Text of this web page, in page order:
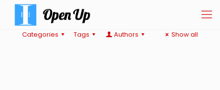
Categories Tags Authors Show all